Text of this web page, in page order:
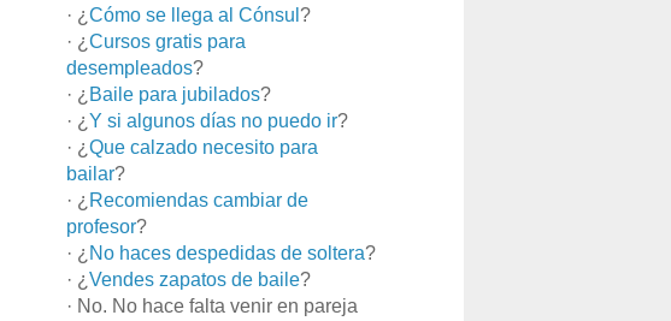
· ¿ Cómo se llega al Cónsul ?
· ¿ Cursos gratis para
desempleados?
· ¿ Baile para jubilados?
· ¿ Y si algunos días no puedo ir?
· ¿ Que calzado necesito para
bailar?
· ¿ Recomiendas cambiar de
profesor?
· ¿ No haces despedidas de soltera?
· ¿ Vendes zapatos de baile?
· No. No hace falta venir en pareja